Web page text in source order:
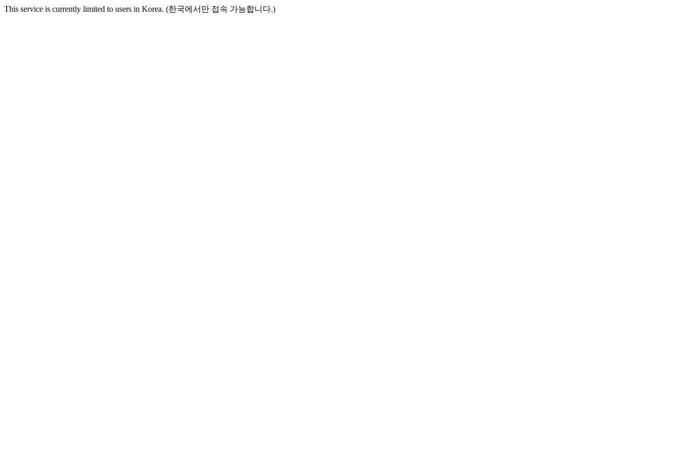
This service is currently limited to users in Korea. (한국에서만 접속 가능합니다.)